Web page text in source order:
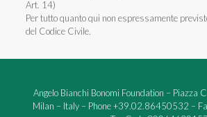
Art. 14)
Per tutto quanto qui non espressamente
del Codice Civile.
Angelo Bianchi Bonomi Foundation – Piazza
Milan – Italy – Phone +39.02.86450532 –